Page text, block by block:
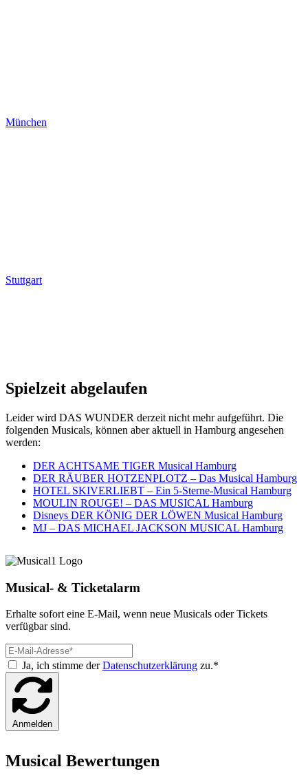
München
Stuttgart
Spielzeit abgelaufen
Leider wird DAS WUNDER derzeit nicht mehr aufgeführt. Die
folgenden Musicals, können aber aktuell in Hamburg angesehen
werden:
DER ACHTSAME TIGER Musical Hamburg
DER RÄUBER HOTZENPLOTZ – Das Musical Hamburg
HOTEL SKIVERLIEBT – Ein 5-Sterne-Musical Hamburg
MOULIN ROUGE! – DAS MUSICAL Hamburg
Disneys DER KÖNIG DER LÖWEN Musical Hamburg
MJ – DAS MICHAEL JACKSON MUSICAL Hamburg
Musical- & Ticketalarm
Erhalte sofort eine E-Mail, wenn neue Musicals oder Tickets
verfügbar sind.
Ja, ich stimme derDatenschutzerklärung zu.*
Anmelden
Musical Bewertungen